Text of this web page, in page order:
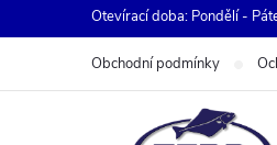
na
Otevírací doba: Pondělí -
Obchodní podmínky